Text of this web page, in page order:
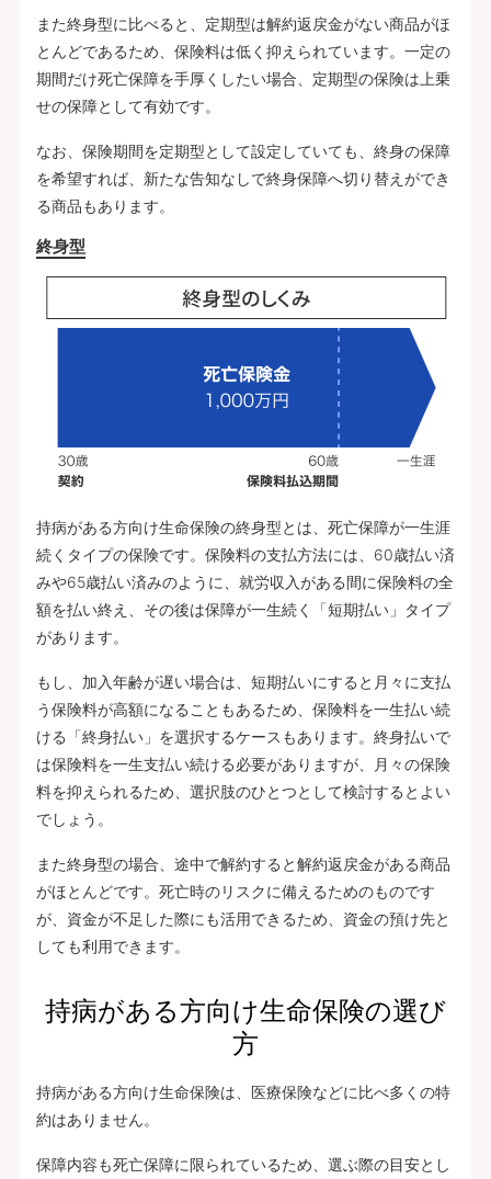
また終身型に比べると、定期型は解約返戻金がない商品がほ
とんどであるため、保険料は低く抑えられています。一定の
期間だけ死亡保障を手厚くしたい場合、定期型の保険は上乗
せの保障として有効です。
なお、保険期間を定期型として設定していても、終身の保障
を希望すれば、新たな告知なしで終身保障へ切り替えができ
る商品もあります。
終身型
持病がある方向け生命保険の終身型とは、死亡保障が一生涯
続くタイプの保険です。保険料の支払方法には、60歳払い済
みや65歳払い済みのように、就労収入がある間に保険料の全
額を払い終え、その後は保障が一生続く「短期払い」タイプ
があります。
もし、加入年齢が遅い場合は、短期払いにすると月々に支払
う保険料が高額になることもあるため、保険料を一生払い続
ける「終身払い」を選択するケースもあります。終身払いで
は保険料を一生支払い続ける必要がありますが、月々の保険
料を抑えられるため、選択肢のひとつとして検討するとよい
でしょう。
また終身型の場合、途中で解約すると解約返戻金がある商品
がほとんどです。死亡時のリスクに備えるためのものです
が、資金が不足した際にも活用できるため、資金の預け先と
しても利用できます。
持病がある方向け生命保険の選び
方
持病がある方向け生命保険は、医療保険などに比べ多くの特
約はありません。
保障内容も死亡保障に限られているため、選ぶ際の目安とし